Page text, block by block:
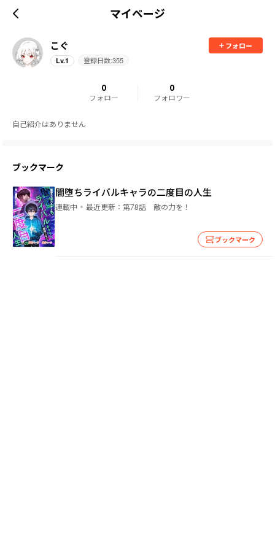
マイページ
こぐ
フォロー
Lv.1 登録日数:355
0
フォロー
0
フォロワー
自己紹介はありません
ブックマーク
闇堕ちライバルキャラの二度目の人生
連載中 最近更新： 第78話 敵の力を！
ブックマーク